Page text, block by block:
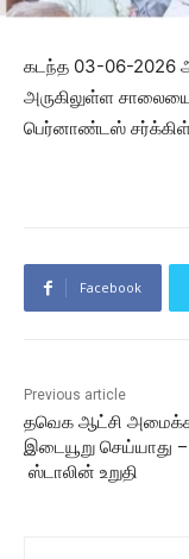
கடந்த 03-06-2026
அருகிலுள்ள
பெர்னாண்டஸ்
Facebook
Previous article
தவெக ஆட்சி அமைக்க
இடையூறு செய்யாது –
ஸ்டாலின் உறுதி